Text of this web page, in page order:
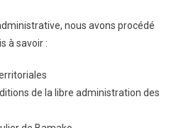
nous avons procédé
à savoir :
de la libre administration des